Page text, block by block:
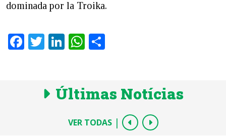
dominada por la Troika.
Facebook
TwitterLinkedInWhatsApp
Últimas Notícias
VER TODAS |